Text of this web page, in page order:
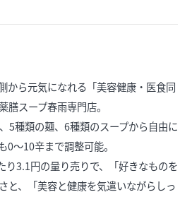
から元気になれる「美容健康・医食同
スープ春雨専門店。
5種類の麺、6種類のスープから自由に
0〜10辛まで調整可能。
り3.1円の量り売りで、「好きなものを
と、「美容と健康を気遣いながらしっ